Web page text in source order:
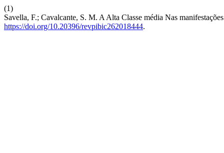
(1)
Savella, F.; Cavalcante, S. M. A Alta Classe média Nas
https://doi.org/10.20396/revpibic262018444.